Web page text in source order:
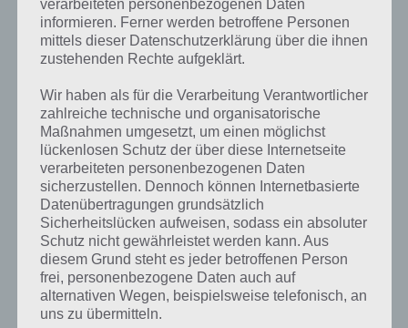
um die Mission erfolgreich abzuschließen.
Gratis-Energie bei Deer Hunter 2016
kassieren
Energie ist in der App Deer Hunter 2016 zwingend notwendig, um auf
Jagd gehen zu können. Es gibt aber einige Tipps, um an Gratis-
Energie zu gelangen. So wird einem ab und zu angeboten Energie zu
kassieren, wenn man sich ein Werbevideo anschaut.
Weiterhin bekommt man zu bestimmten Uhrzeiten 5 Energie
gutgeschrieben. Ebenfalls 5 Energie gibt es bei einem Levelaufstieg.
Das gute in Deer Hunter 2016: Die Energie kann auch über das
Maximum hinausgehen, sodass man nicht darauf achten muss die
Energie rechtzeitig auszugeben.
verarbeiteten personenbezogenen Daten
informieren. Ferner werden betroffene Personen
mittels dieser Datenschutzerklärung über die ihnen
zustehenden Rechte aufgeklärt.
Wir haben als für die Verarbeitung Verantwortlicher
zahlreiche technische und organisatorische
Maßnahmen umgesetzt, um einen möglichst
lückenlosen Schutz der über diese Internetseite
verarbeiteten personenbezogenen Daten
sicherzustellen. Dennoch können Internetbasierte
Datenübertragungen grundsätzlich
Sicherheitslücken aufweisen, sodass ein absoluter
Schutz nicht gewährleistet werden kann. Aus
diesem Grund steht es jeder betroffenen Person
frei, personenbezogene Daten auch auf
alternativen Wegen, beispielsweise telefonisch, an
uns zu übermitteln.